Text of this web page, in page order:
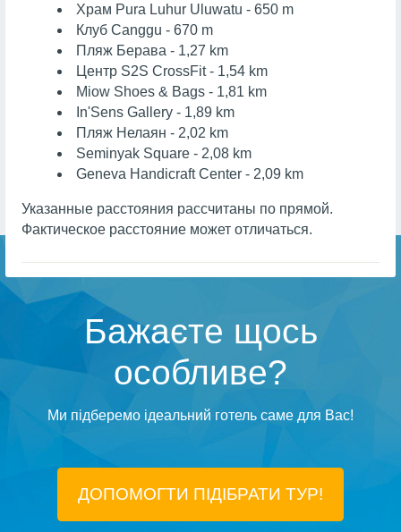
Храм Pura Luhur Uluwatu - 650 m
Клуб Canggu - 670 m
Пляж Берава - 1,27 km
Центр S2S CrossFit - 1,54 km
Miow Shoes & Bags - 1,81 km
In'Sens Gallery - 1,89 km
Пляж Нелаян - 2,02 km
Seminyak Square - 2,08 km
Geneva Handicraft Center - 2,09 km
Указанные расстояния рассчитаны по прямой.
Фактическое расстояние может отличаться.
Бажаєте щось
особливе?
Ми підберемо ідеальний готель саме для Вас!
ДОПОМОГТИ ПІДIБРАТИ ТУР!